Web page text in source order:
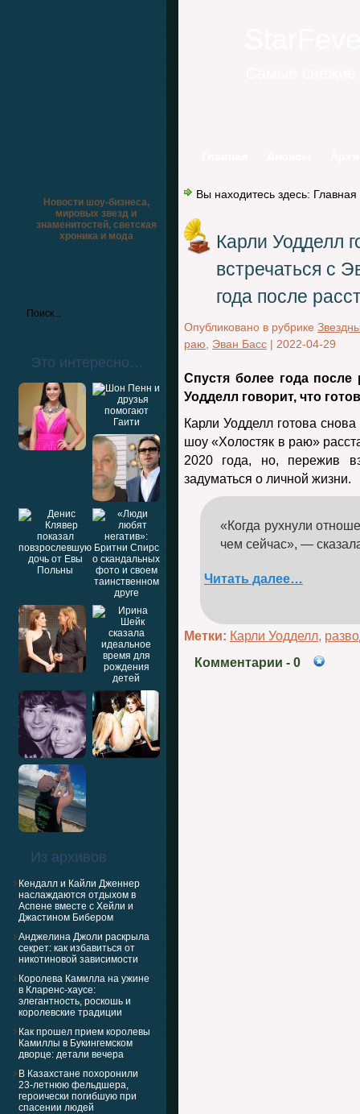
Новости шоу-бизнеса,
мировых звезд и
знаменитостей, светская
хроника и мода
Это интересно…
Из архивов
Кендалл и Кайли Дженнер
наслаждаются отдыхом в
Аспене вместе с Хейли и
Джастином Бибером
Анджелина Джоли раскрыла
секрет: как избавиться от
никотиновой зависимости
Королева Камилла на ужине
в Кларенс-хаусе:
элегантность, роскошь и
королевские традиции
Как прошел прием королевы
Камиллы в Букингемском
дворце: детали вечера
В Казахстане похоронили
23-летнюю фельдшера,
героически погибшую при
спасении людей
Вы находитесь здесь: Главная
Карли Уодделл
встречаться с
года после
Опубликовано в рубрике
раю
Эван Басс | 2022-04-29
Спустя более года
Уодделл говорит, что
Карли Уодделл готова
шоу «Холостяк в раю»
2020 года, но, пережив
задуматься о личной жизни.
«Когда рухнули
чем сейчас», —
Читать далее…
Метки: Карли Уодделл,
Комментарии - 0